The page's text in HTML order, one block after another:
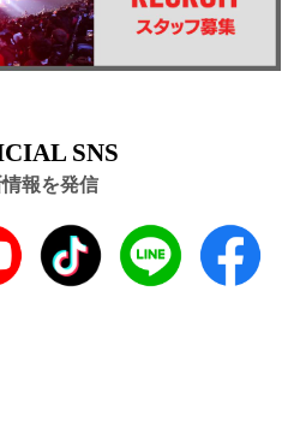
SNS
報を発信